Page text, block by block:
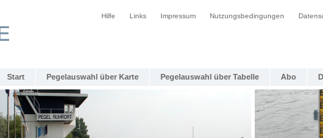
Hilfe Links Impressum Nutzungsbedingungen
Start Pegelauswahl über Karte Pegelauswahl über Tabelle Abo